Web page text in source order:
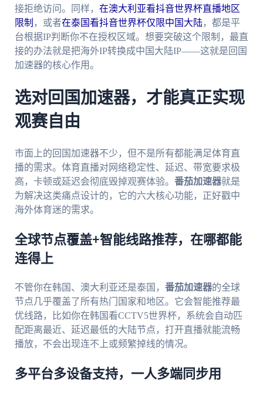
接拒绝访问。同样， 在澳大利亚看抖音世界杯直播地区
限制 ，或者在泰国看抖音世界杯仅限中国大陆，都是平
台根据IP判断你不在授权区域。想要突破这个限制，最直
接的办法就是把海外IP转换成中国大陆IP——这就是回国
加速器的核心作用。
选对回国加速器，才能真正实现
观赛自由
市面上的回国加速器不少，但不是所有都能满足体育直
播的需求。体育直播对网络稳定性、延迟、带宽要求极
高，卡顿或延迟会彻底毁掉观赛体验。 番茄加速器就是
为解决这类痛点设计的，它的六大核心功能，正好戳中
海外体育迷的需求。
全球节点覆盖+智能线路推荐，在哪都能
连得上
不管你在韩国、澳大利亚还是泰国， 番茄加速器的全球
节点几乎覆盖了所有热门国家和地区。它会智能推荐最
优线路，比如你在韩国看CCTV5世界杯，系统会自动匹
配距离最近、延迟最低的大陆节点，打开直播就能流畅
播放，不会出现连不上或频繁掉线的情况。
多平台多设备支持，一人多端同步用